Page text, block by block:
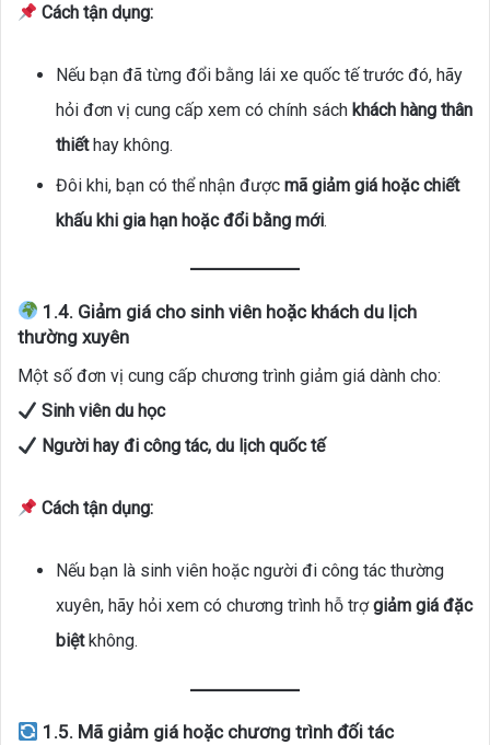
Cách tận dụng:
Nếu bạn đã từng đổi bằng lái xe quốc tế trước đó, hãy
hỏi đơn vị cung cấp xem có chính sách khách hàng thân
thiếthay không.
Đôi khi, bạn có thể nhận được mã giảm giá hoặc chiết
khấu khi gia hạn hoặc đổi bằng mới.
1.4. Giảm giá cho sinh viên hoặc khách du lịch
thường xuyên
Một số đơn vị cung cấp chương trình giảm giá dành cho:
Sinh viên du học
Người hay đi công tác, du lịch quốc tế
Cách tận dụng:
Nếu bạn là sinh viên hoặc người đi công tác thường
xuyên, hãy hỏi xem có chương trình hỗ trợgiảm giá đặc
biệtkhông.
1.5. Mã giảm giá hoặc chương trình đối tác